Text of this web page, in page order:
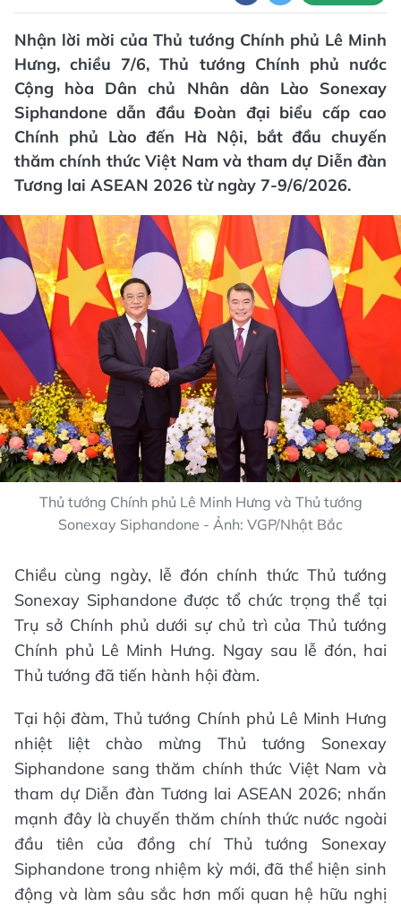
Nhận lời mời của Thủ tướng Chính phủ Lê Minh
Hưng, chiều 7/6, Thủ tướng Chính phủ nước
Cộng hòa Dân chủ Nhân dân Lào Sonexay
Siphandone dẫn đầu Đoàn đại biểu cấp cao
Chính phủ Lào đến Hà Nội, bắt đầu chuyến
thăm chính thức Việt Nam và tham dự Diễn đàn
Tương lai ASEAN 2026 từ ngày 7-9/6/2026.
Thủ tướng Chính phủ Lê Minh Hưng và Thủ tướng
Sonexay Siphandone - Ảnh: VGP/Nhật Bắc
Chiều cùng ngày, lễ đón chính thức Thủ tướng
Sonexay Siphandone được tổ chức trọng thể tại
Trụ sở Chính phủ dưới sự chủ trì của Thủ tướng
Chính phủ Lê Minh Hưng. Ngay sau lễ đón, hai
Thủ tướng đã tiến hành hội đàm.
Tại hội đàm, Thủ tướng Chính phủ Lê Minh Hưng
nhiệt liệt chào mừng Thủ tướng Sonexay
Siphandone sang thăm chính thức Việt Nam và
tham dự Diễn đàn Tương lai ASEAN 2026; nhấn
mạnh đây là chuyến thăm chính thức nước ngoài
đầu tiên của đồng chí Thủ tướng Sonexay
Siphandone trong nhiệm kỳ mới, đã thể hiện sinh
động và làm sâu sắc hơn mối quan hệ hữu nghị